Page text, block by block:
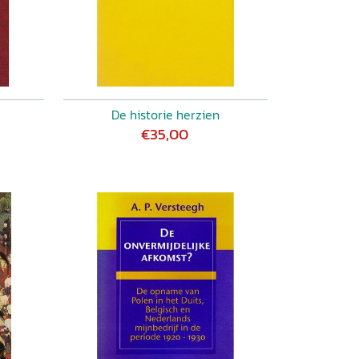
De historie herzien
€35,00